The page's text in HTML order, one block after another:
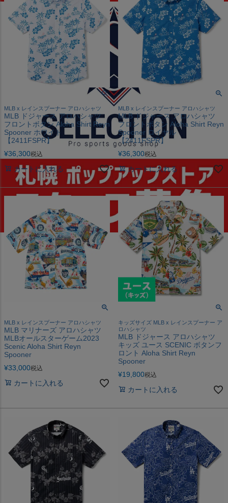
MLB x レインスプーナー アロハシャツ
MLB ドジャース アロハシャツ
フロントボタン Aloha Shirt Reyn
Spooner ホワイト
【2411FSPR】
¥36,300税込
カートに入れる
MLB x レインスプーナー アロハシャツ
MLB ドジャース アロハシャツ
フロントボタン Aloha Shirt Reyn
Spooner ロイヤル
【2411FSPR】
¥36,300税込
カートに入れる
MLB x レインスプーナー アロハシャツ
MLB マリナーズ アロハシャツ
MLBオールスターゲーム2023
Scenic Aloha Shirt Reyn
Spooner
¥33,000税込
カートに入れる
キッズサイズ MLB x レインスプーナー ア
ロハシャツ
MLB ドジャース アロハシャツ
キッズ ユース SCENIC ボタンフ
ロント Aloha Shirt Reyn
Spooner
¥19,800税込
カートに入れる